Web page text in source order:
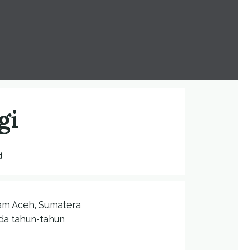
Aceh, Sumatera
tahun-tahun